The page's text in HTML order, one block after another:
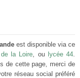
est disponible via ce
la Loire, ou lycée 44.
de cette page, merci de
réseau social préféré